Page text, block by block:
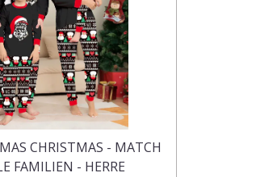
CHRISTMAS - MATCH
FAMILIEN - HERRE